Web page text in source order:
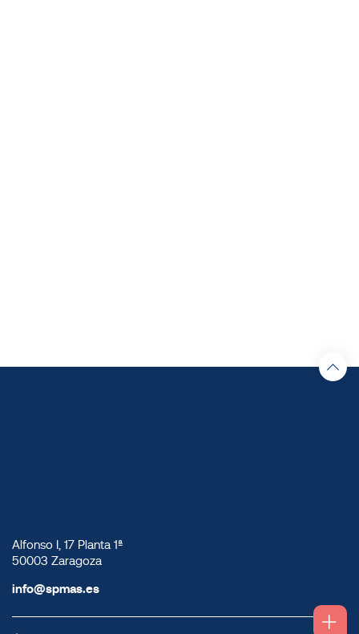
Alfonso I, 17 Planta 1ª
50003 Zaragoza
info@spmas.es